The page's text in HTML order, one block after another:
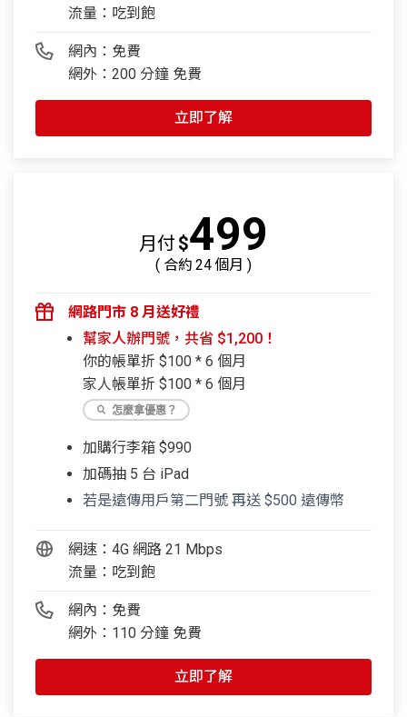
流量：吃到飽
網內：免費
網外：200 分鐘 免費
立即了解
月付 $499
( 合約 24個月 )
網路門市 8 月送好禮
幫家人辦門號，共省 $1,200！
你的帳單折 $100 * 6 個月
家人帳單折 $100 * 6 個月
怎麼拿優惠？
加購行李箱 $990
加碼抽 5 台 iPad
若是遠傳用戶第二門號 再送 $500 遠傳幣
網速：4G 網路 21 Mbps
流量：吃到飽
網內：免費
網外：110 分鐘 免費
立即了解